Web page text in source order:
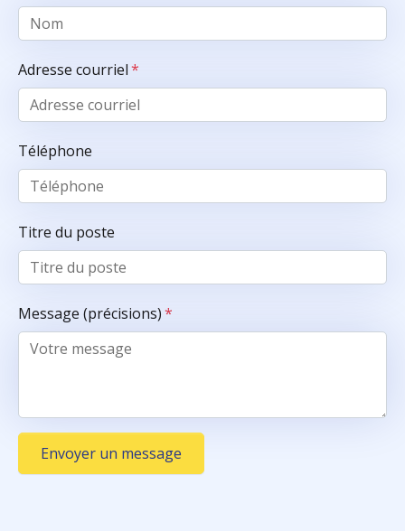
Adresse courriel*
Téléphone
Titre du poste
Message (précisions)*
Envoyer un message